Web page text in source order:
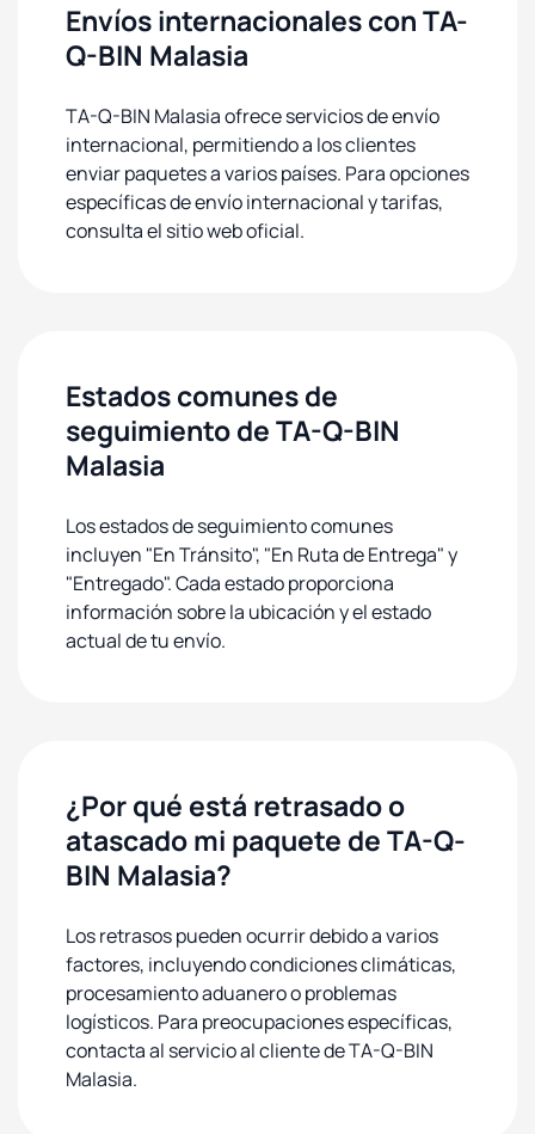
Envíos internacionales con TA-
Q-BIN Malasia
TA-Q-BIN Malasia ofrece servicios de envío
internacional, permitiendo a los clientes
enviar paquetes a varios países. Para opciones
específicas de envío internacional y tarifas,
consulta el sitio web oficial.
Estados comunes de
seguimiento de TA-Q-BIN
Malasia
Los estados de seguimiento comunes
incluyen "En Tránsito", "En Ruta de Entrega" y
"Entregado". Cada estado proporciona
información sobre la ubicación y el estado
actual de tu envío.
¿Por qué está retrasado o
atascado mi paquete de TA-Q-
BIN Malasia?
Los retrasos pueden ocurrir debido a varios
factores, incluyendo condiciones climáticas,
procesamiento aduanero o problemas
logísticos. Para preocupaciones específicas,
contacta al servicio al cliente de TA-Q-BIN
Malasia.